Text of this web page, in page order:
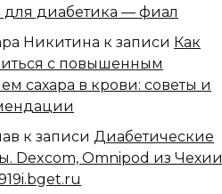
для диабетика — фиал
Никитина к записи Как
с повышенным
сахара в крови: советы и
к записи Диабетические
Dexcom, Omnipod из Чехии